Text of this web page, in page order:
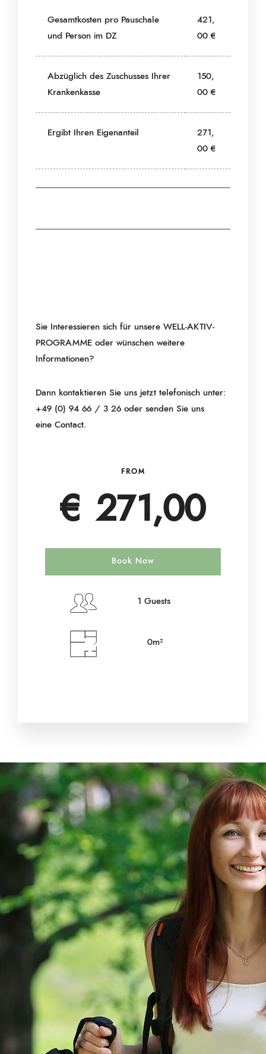
Gesamtkosten pro Pauschale
und Person im DZ
421,
00 €
Abzüglich des Zuschusses Ihrer
Krankenkasse
150,
00 €
Ergibt Ihren Eigenanteil
271,
00 €
Sie Interessieren sich für unsere WELL-AKTIV-
PROGRAMME oder wünschen weitere
Informationen?
Dann kontaktieren Sie uns jetzt telefonisch unter:
+49 (0) 94 66 / 3 26 oder senden Sie uns
eine Contact.
FROM
€ 271,00
Book Now
1 Guests
0m²